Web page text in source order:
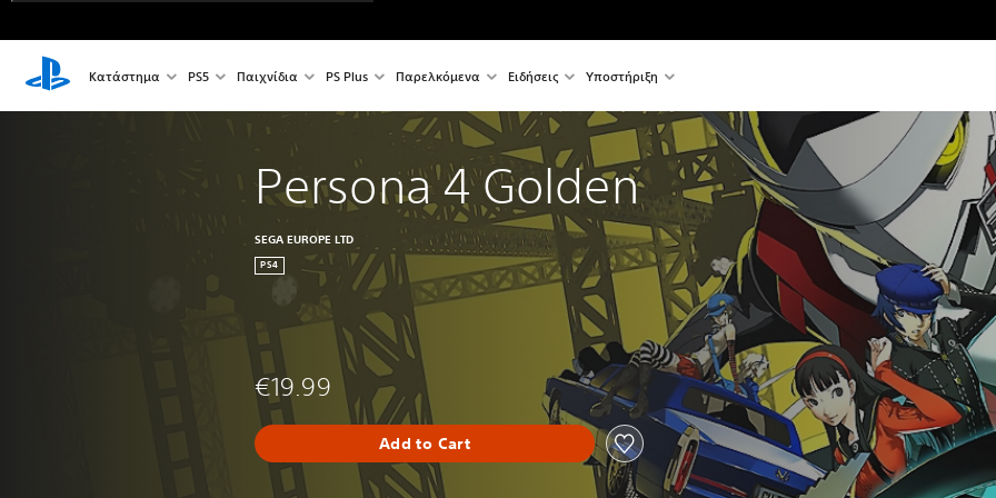
Κατάστημα PS5 Παιχνίδια PS Plus Παρελκόμενα Ειδήσεις Υποστήριξη
Persona 4 Golden
SEGA EUROPE LTD
PS4
€19.99
Add to Cart